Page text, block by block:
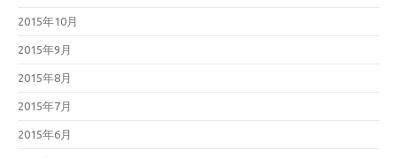
2015年10月
2015年9月
2015年8月
2015年7月
2015年6月